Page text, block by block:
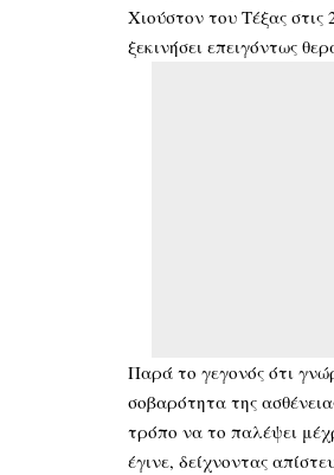
Χιούστον του Τέξας στις
ξεκινήσει επειγόντως
Παρά το γεγονός ότι
σοβαρότητα της
τρόπο να το παλέψει
έγινε, δείχνοντας